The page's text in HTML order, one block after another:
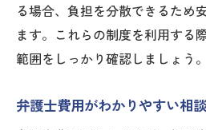
る場合、負担を分散できるため
ます。これらの制度を利用する
範囲をしっかり確認しましょう。
弁護士費用がわかりやすい相